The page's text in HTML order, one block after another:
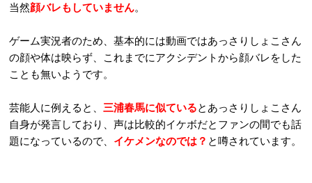
当然顔バレもしていません。
ゲーム実況者のため、基本的には動画ではあっさりしょこさん
の顔や体は映らず、これまでにアクシデントから顔バレをした
ことも無いようです。
芸能人に例えると、 三浦春馬に似ているとあっさりしょこさん
自身が発言しており、声は比較的イケボだとファンの間でも話
題になっているので、 イケメンなのでは？ と噂されています。